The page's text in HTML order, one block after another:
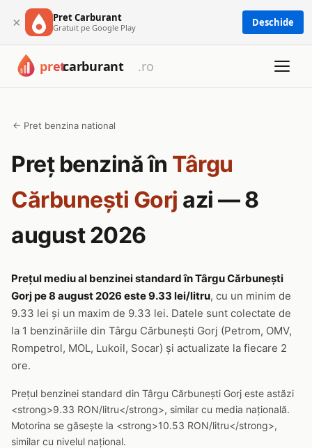
× Pret Carburant
Gratuit pe Google Play Deschide
← Pret benzina national
Preț benzină în Târgu
Cărbunești Gorj azi — 8
august 2026
Prețul mediu al benzinei standard în Târgu Cărbunești
Gorj pe 8 august 2026 este 9.33 lei/litru, cu un minim de
9.33 lei și un maxim de 9.33 lei. Datele sunt colectate de
la 1 benzinăriile din Târgu Cărbunești Gorj (Petrom, OMV,
Rompetrol, MOL, Lukoil, Socar) și actualizate la fiecare 2
ore.
Prețul benzinei standard din Târgu Cărbunești Gorj este astăzi
<strong>9.33 RON/litru</strong>, similar cu media națională.
Motorina se găsește la <strong>10.53 RON/litru</strong>,
similar cu nivelul național.